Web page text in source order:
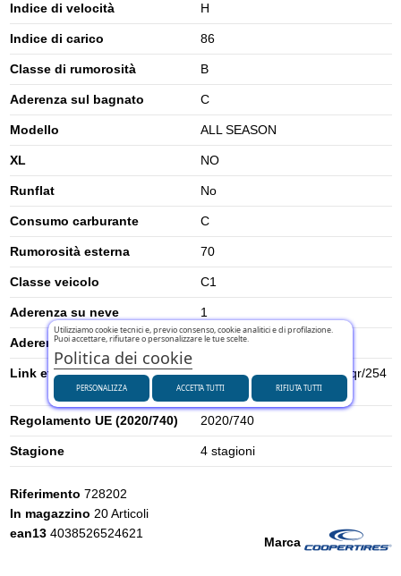
Indice di velocità H
Indice di carico 86
Classe di rumorosità B
Aderenza sul bagnato C
Modello ALL SEASON
XL NO
Runflat No
Consumo carburante C
Rumorosità esterna 70
Classe veicolo C1
Aderenza su neve 1
Aderenza su ghiaccio 0
Link etichetta energetica UE
https://eprel.ec.europa.eu/qr/254
9474
Regolamento UE (2020/740) 2020/740
Stagione 4 stagioni
Marca
Riferimento 728202
In magazzino 20 Articoli
ean13 4038526524621
Utilizziamo cookie tecnici e, previo consenso, cookie analitici e di profilazione.
Puoi accettare, rifiutare o personalizzare le tue scelte.
Politica dei cookie
PERSONALIZZA RIFIUTA TUTTI
ACCETTA TUTTI